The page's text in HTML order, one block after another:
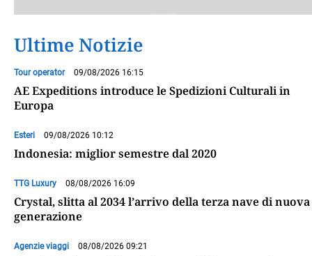
Ultime Notizie
Tour operator 09/08/2026 16:15
AE Expeditions introduce le Spedizioni Culturali in
Europa
Esteri 09/08/2026 10:12
Indonesia: miglior semestre dal 2020
TTG Luxury 08/08/2026 16:09
Crystal, slitta al 2034 l’arrivo della terza nave di nuova
generazione
Agenzie viaggi 08/08/2026 09:21